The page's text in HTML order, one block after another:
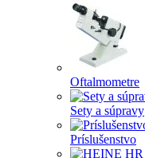
Oftalmometre
Sety a súpravy
Príslušenstvo